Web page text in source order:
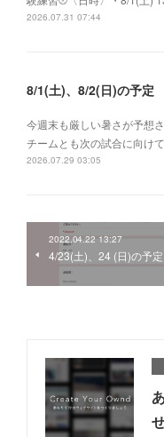
2026.07.31 07:44
8/1(土)、8/2(日)の予定
今週末も厳しい暑さが予想
チームとも次の試合に向け
2026.07.29 03:05
2022.04.22 13:27
4/23(土)、24 (日)の予定